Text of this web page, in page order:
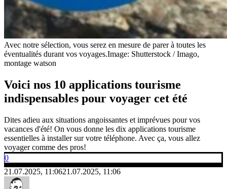
Avec notre sélection, vous serez en mesure de parer à toutes les
éventualités durant vos voyages.Image: Shutterstock / Imago,
montage watson
Voici nos 10 applications tourisme
indispensables pour voyager cet été
Dites adieu aux situations angoissantes et imprévues pour vos
vacances d'été! On vous donne les dix applications tourisme
essentielles à installer sur votre téléphone. Avec ça, vous allez
voyager comme des pros!
0
21.07.2025, 11:0621.07.2025, 11:06